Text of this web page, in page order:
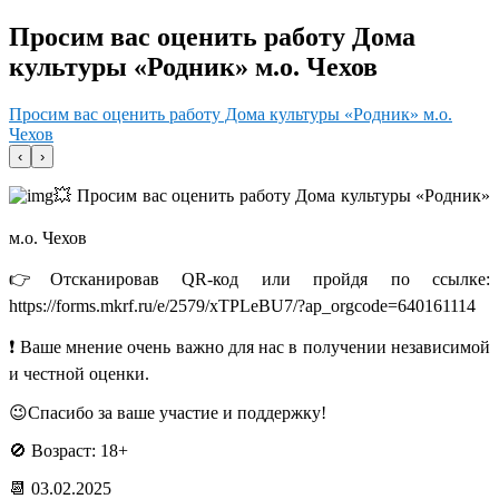
Просим вас оценить работу Дома
культуры «Родник» м.о. Чехов
Просим вас оценить работу Дома культуры «Родник» м.о.
Чехов
‹ ›
💥 Просим вас оценить работу Дома культуры «Родник»
м.о. Чехов
👉Отсканировав QR-код или пройдя по ссылке:
https://forms.mkrf.ru/e/2579/xTPLeBU7/?ap_orgcode=640161114
❗ Ваше мнение очень важно для нас в получении независимой
и честной оценки.
😉Спасибо за ваше участие и поддержку!
🚫 Возраст: 18+
📆 03.02.2025